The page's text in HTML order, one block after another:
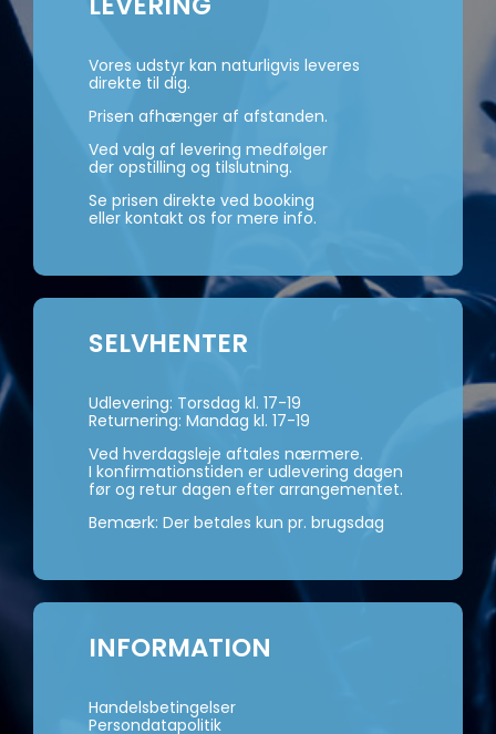
Vores udstyr kan naturligvis leveres
direkte til dig.
Prisen afhænger af afstanden.
Ved valg af levering medfølger
der opstilling og tilslutning.
Se prisen direkte ved booking
eller kontakt os for mere info.
SELVHENTER
Udlevering: Torsdag kl. 17-19
Returnering: Mandag kl. 17-19
Ved hverdagsleje aftales nærmere.
I konfirmationstiden er udlevering dagen
før og retur dagen efter arrangementet.
Bemærk: Der betales kun pr. brugsdag
INFORMATION
Handelsbetingelser
Persondatapolitik